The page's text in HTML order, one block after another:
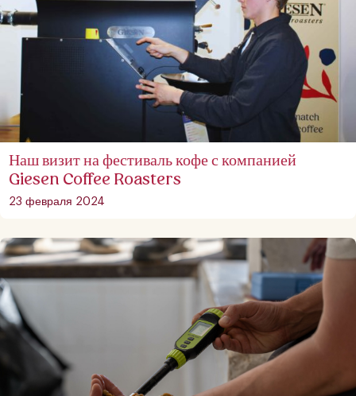
Наш визит на фестиваль кофе с компанией
Giesen Coffee Roasters
23 февраля 2024